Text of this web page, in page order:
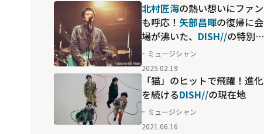
北村匠海の熱い想いにファン
も呼応！ 矢部昌暉の復帰に会
場が沸いた、 DISH//の特別な
アリーナツアー
ミュージシャン
2025.02.19
「猫」のヒットで飛躍！進化
を続けるDISH//の現在地
ミュージシャン
2021.06.16